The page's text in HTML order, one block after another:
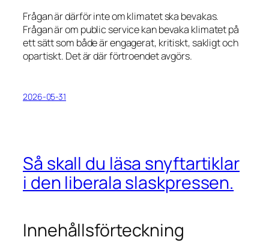
Frågan är därför inte om klimatet ska bevakas.
Frågan är om public service kan bevaka klimatet på
ett sätt som både är engagerat, kritiskt, sakligt och
opartiskt. Det är där förtroendet avgörs.
2026-05-31
Så skall du läsa snyftartiklar
i den liberala slaskpressen.
Innehållsförteckning